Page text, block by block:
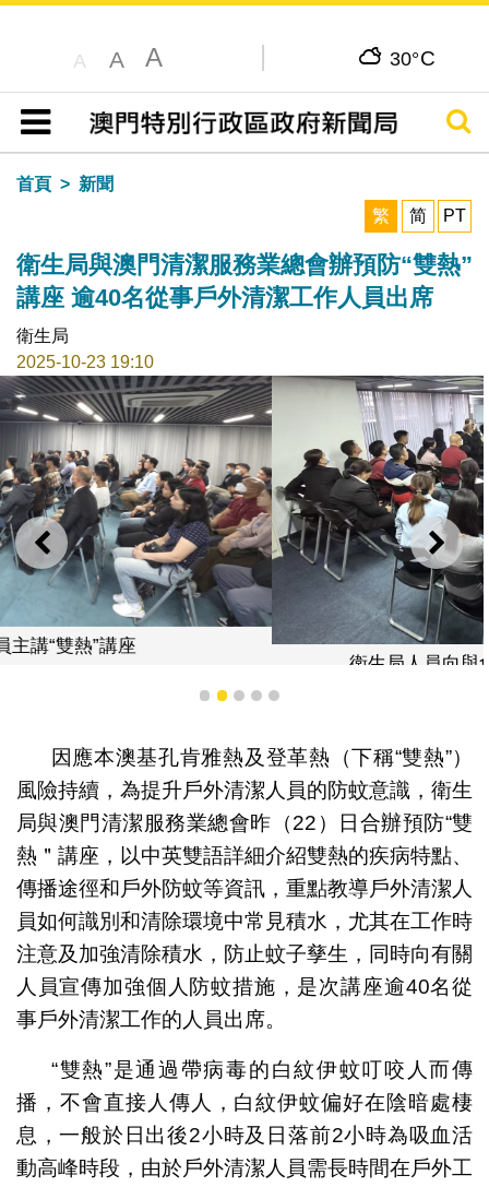
A A A 30°C
目錄
搜尋
首頁
新聞
繁
简 PT
衛生局與澳門清潔服務業總會辦預防“雙熱”
講座 逾40名從事戶外清潔工作人員出席
衛生局
2025-10-23 19:10
上一則 下一
衛生局人員向與會者介紹防蚊的重點環節
1 2 3 4 5
因應本澳基孔肯雅熱及登革熱（下稱“雙熱”）
風險持續，為提升戶外清潔人員的防蚊意識，衛生
局與澳門清潔服務業總會昨（22）日合辦預防“雙
熱＂講座，以中英雙語詳細介紹雙熱的疾病特點、
傳播途徑和戶外防蚊等資訊，重點教導戶外清潔人
員如何識別和清除環境中常見積水，尤其在工作時
注意及加強清除積水，防止蚊子孳生，同時向有關
人員宣傳加強個人防蚊措施，是次講座逾40名從
事戶外清潔工作的人員出席。
“雙熱”是通過帶病毒的白紋伊蚊叮咬人而傳
播，不會直接人傳人，白紋伊蚊偏好在陰暗處棲
息，一般於日出後2小時及日落前2小時為吸血活
動高峰時段，由於戶外清潔人員需長時間在戶外工